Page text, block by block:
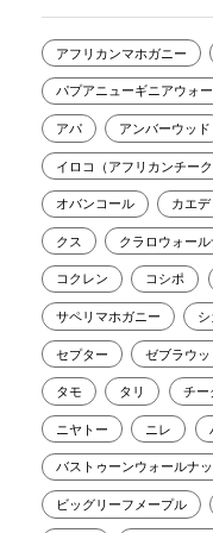
アフリカンマホガニー
パプアニューギニアウォ
アパ アンバーウッド
イロコ（アフリカンチーク
オバンコール カエデ
クス クラロウォール
コクレン コシポ
サペリマホガニー
セプター ゼブラウッ
タモ タリ チー
ニヤトー ニレ
バストゥーンウォールナ
ビッグリーフメープル